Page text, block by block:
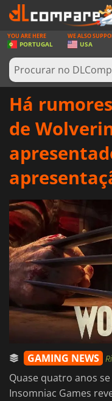
JOGOS
GAME CARDS
SOFTWARE
NOTÍCIAS
ENTRAR OU REGISTAR
YOU ARE HERE
PORTUGAL
WE ALSO
USA
Há
de
GAMING NEWS
Quase quatro anos
Insomniac Games